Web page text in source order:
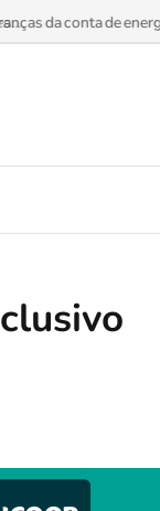
da conta de